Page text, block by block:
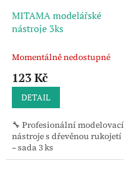
MITAMA modelářské
nástroje 3ks
Momentálně nedostupné
123 Kč
DETAIL
🔧 Profesionální modelovací
nástroje s dřevěnou rukojetí
– sada 3 ks